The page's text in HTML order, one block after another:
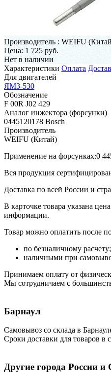
Производитель : WEIFU
Цена: 1 725 руб.
Нет в наличии
Характеристики Оплата
Для двигателей
ЯМЗ-530
Обозначение
F 00R J02 429
Аналог инжектора (форсунки)
0445120178 Bosch
Производитель
WEIFU (Китай)
Применение на форсунках:0
Вся продукция
Доставка по всей России и
В карточке товара указана
информации.
Товар можно оплатить после
по безналичному расчету;
наличными при
Принимаем оплату от
Мы сотрудничаем с
Барнаул
Самовывоз со склада в
Сроки доставки для товаров в
Другие города России